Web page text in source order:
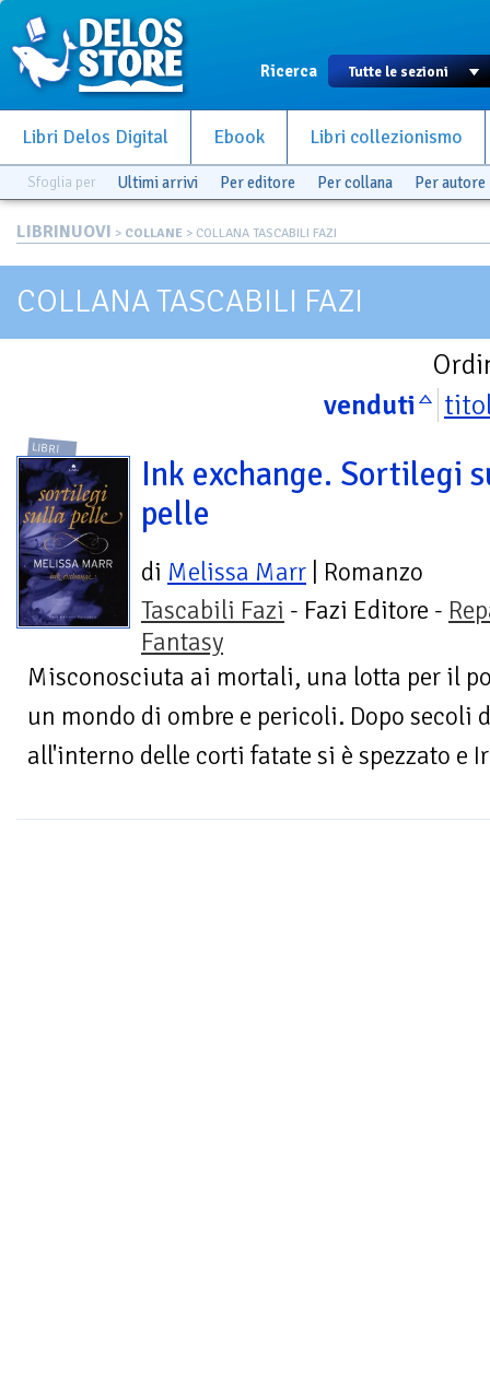
Ricerca
Libri Delos Digital Ebook Libri collezionismo
Sfoglia per Ultimi arrivi Per editore Per collana Per autore
LIBRINUOVI > COLLANE > COLLANA TASCABILI FAZI
COLLANA TASCABILI FAZI
venduti
LIBRI
Ink exchange. Sortilegi
pelle
di Melissa Marr | Romanzo
Tascabili Fazi - Fazi Editore -
Fantasy
Misconosciuta ai mortali, una lotta per il
un mondo di ombre e pericoli. Dopo
all'interno delle corti fatate si è spezzato e